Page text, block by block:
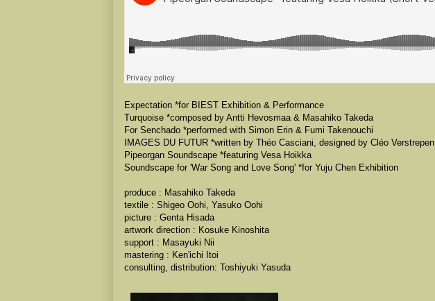
Expectation *for BIEST Exhibition & Performance
Turquoise *composed by Antti Hevosmaa & Masahiko Takeda
For Senchado *performed with Simon Erin & Fumi Takenouchi
IMAGES DU FUTUR *written by Théo Casciani, designed by Cléo Verstrepen
Pipeorgan Soundscape *featuring Vesa Hoikka
Soundscape for 'War Song and Love Song' *for Yuju Chen Exhibition
produce : Masahiko Takeda
textile : Shigeo Oohi, Yasuko Oohi
picture : Genta Hisada
artwork direction : Kosuke Kinoshita
support : Masayuki Nii
mastering : Ken'ichi Itoi
consulting, distribution: Toshiyuki Yasuda